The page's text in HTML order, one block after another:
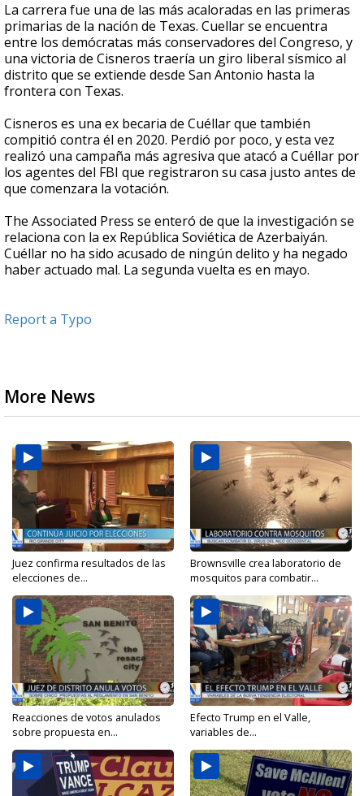
La carrera fue una de las más acaloradas en las primeras
primarias de la nación de Texas. Cuellar se encuentra
entre los demócratas más conservadores del Congreso, y
una victoria de Cisneros traería un giro liberal sísmico al
distrito que se extiende desde San Antonio hasta la
frontera con Texas.
Cisneros es una ex becaria de Cuéllar que también
compitió contra él en 2020. Perdió por poco, y esta vez
realizó una campaña más agresiva que atacó a Cuéllar por
los agentes del FBI que registraron su casa justo antes de
que comenzara la votación.
The Associated Press se enteró de que la investigación se
relaciona con la ex República Soviética de Azerbaiyán.
Cuéllar no ha sido acusado de ningún delito y ha negado
haber actuado mal. La segunda vuelta es en mayo.
Report a Typo
More News
Juez confirma resultados de las
elecciones de...
Brownsville crea laboratorio de
mosquitos para combatir...
Reacciones de votos anulados
sobre propuesta en...
Efecto Trump en el Valle,
variables de...